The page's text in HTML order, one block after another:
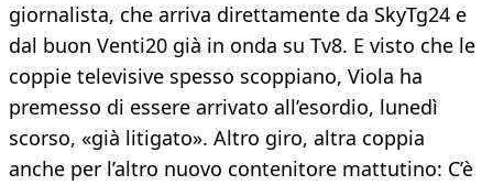
giornalista, che arriva direttamente da SkyTg24 e
dal buon Venti20 già in onda su Tv8. E visto che le
coppie televisive spesso scoppiano, Viola ha
premesso di essere arrivato all’esordio, lunedì
scorso, «già litigato». Altro giro, altra coppia
anche per l’altro nuovo contenitore mattutino: C’è